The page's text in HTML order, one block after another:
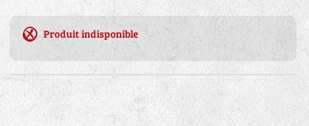
Produit indisponible